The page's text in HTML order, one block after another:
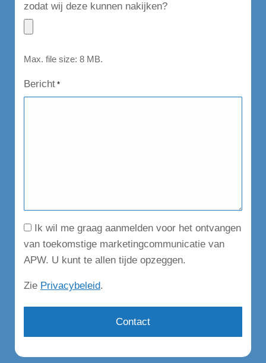
zodat wij deze kunnen nakijken?
Max. file size: 8 MB.
Bericht *
Consent
Ik wil me graag aanmelden voor het ontvangen
van toekomstige marketingcommunicatie van
APW. U kunt te allen tijde opzeggen.
Zie Privacybeleid.